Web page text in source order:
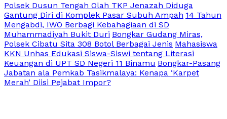
Polsek Dusun Tengah Olah TKP Jenazah Diduga
Gantung Diri di Komplek Pasar Subuh Ampah 14 Tahun
Mengabdi, IWO Berbagi Kebahagiaan di SD
Muhammadiyah Bukit Duri Bongkar Gudang Miras,
Polsek Cibatu Sita 308 Botol Berbagai Jenis Mahasiswa
KKN Unhas Edukasi Siswa-Siswi tentang Literasi
Keuangan di UPT SD Negeri 11 Binamu Bongkar-Pasang
Jabatan ala Pemkab Tasikmalaya: Kenapa ‘Karpet
Merah’ Diisi Pejabat Impor?